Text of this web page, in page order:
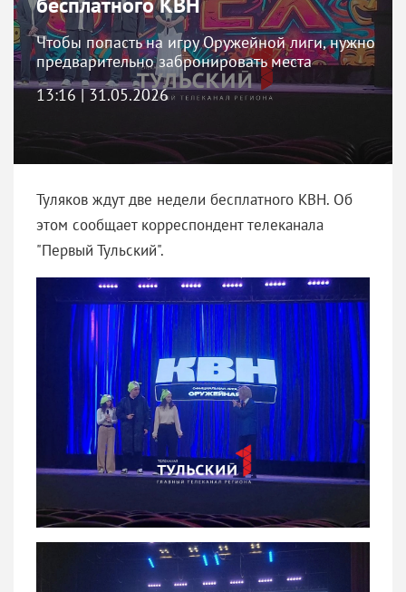
Чтобы попасть на игру Оружейной лиги, нужно
предварительно забронировать места
13:16 | 31.05.2026
Туляков ждут две недели бесплатного КВН. Об
этом сообщает корреспондент телеканала
"Первый Тульский".